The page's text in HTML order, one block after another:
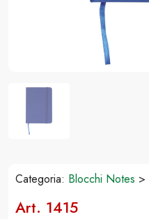
Categoria: Blocchi Notes >
Art. 1415